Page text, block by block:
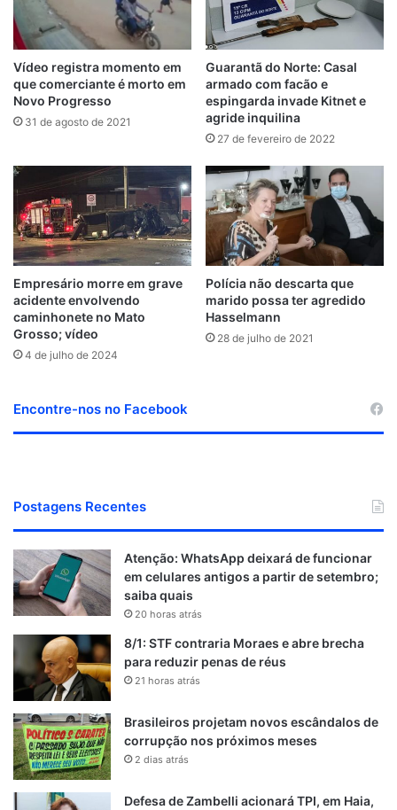
Vídeo registra momento em
que comerciante é morto em
Novo Progresso
31 de agosto de 2021
Guarantã do Norte: Casal
armado com facão e
espingarda invade Kitnet e
agride inquilina
27 de fevereiro de 2022
Empresário morre em grave
acidente envolvendo
caminhonete no Mato
Grosso; vídeo
4 de julho de 2024
Polícia não descarta que
marido possa ter agredido
Hasselmann
28 de julho de 2021
Encontre-nos no Facebook
Postagens Recentes
Atenção: WhatsApp deixará de funcionar
em celulares antigos a partir de setembro;
saiba quais
20 horas atrás
8/1: STF contraria Moraes e abre brecha
para reduzir penas de réus
21 horas atrás
Brasileiros projetam novos escândalos de
corrupção nos próximos meses
2 dias atrás
Defesa de Zambelli acionará TPI, em Haia,